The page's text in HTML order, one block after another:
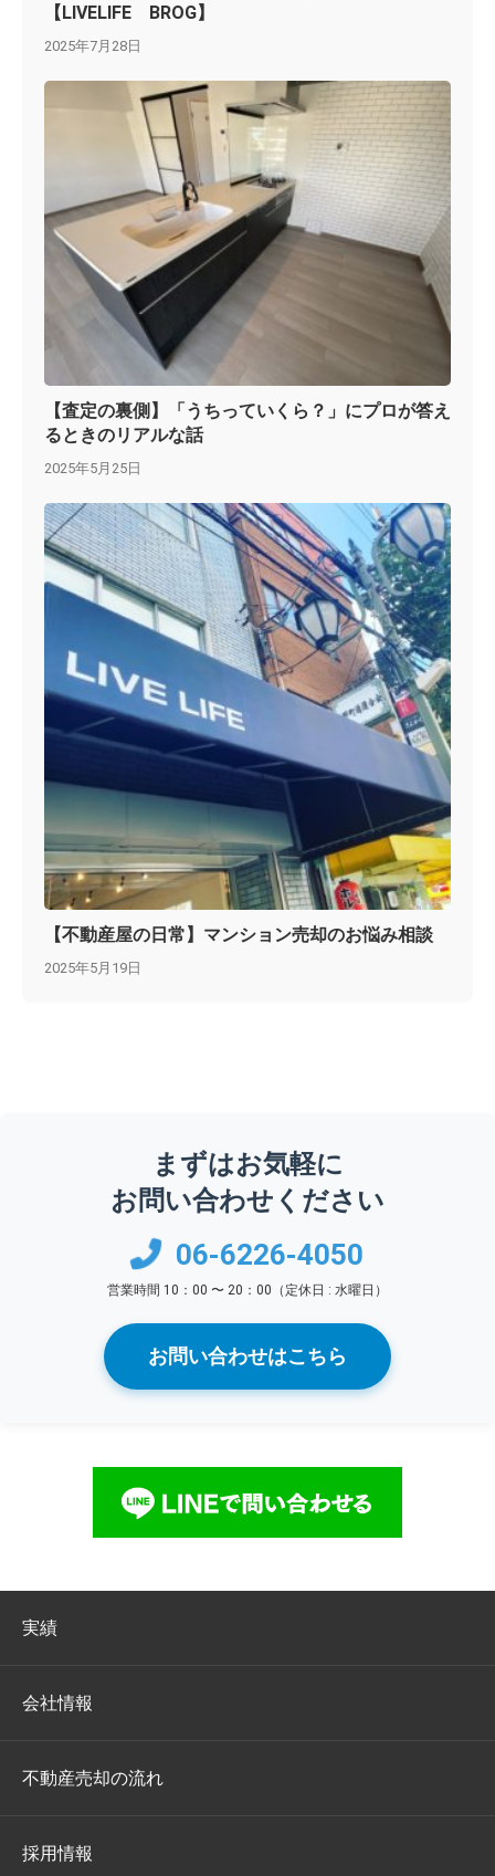
【LIVELIFE BROG】
2025年7月28日
【査定の裏側】「うちっていくら？」にプロが答え
るときのリアルな話
2025年5月25日
【不動産屋の日常】マンション売却のお悩み相談
2025年5月19日
まずはお気軽に
お問い合わせください
06-6226-4050
営業時間 10：00 〜 20：00（定休日 : 水曜日）
お問い合わせはこちら
実績
会社情報
不動産売却の流れ
採用情報